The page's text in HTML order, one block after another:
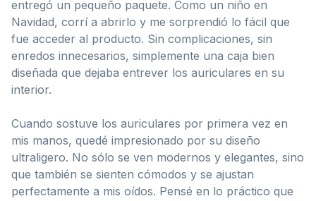
entregó un pequeño paquete. Como un niño en
Navidad, corrí a abrirlo y me sorprendió lo fácil que
fue acceder al producto. Sin complicaciones, sin
enredos innecesarios, simplemente una caja bien
diseñada que dejaba entrever los auriculares en su
interior.
Cuando sostuve los auriculares por primera vez en
mis manos, quedé impresionado por su diseño
ultraligero. No sólo se ven modernos y elegantes, sino
que también se sienten cómodos y se ajustan
perfectamente a mis oídos. Pensé en lo práctico que